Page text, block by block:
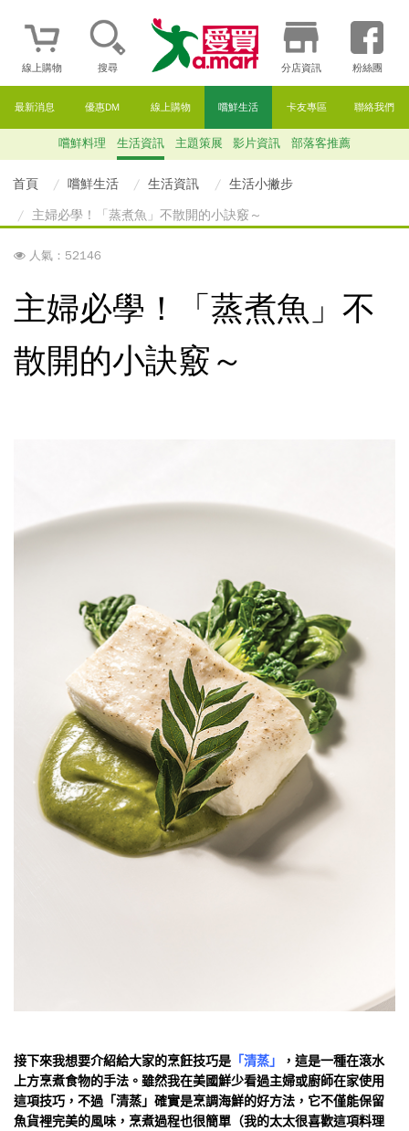
線上購物 搜尋 分店資訊 粉絲團
最新消息 優惠DM 線上購物 嚐鮮生活 卡友專區 聯絡我們
嚐鮮料理 生活資訊 主題策展 影片資訊 部落客推薦
首頁 嚐鮮生活 生活資訊
生活小撇步
主婦必學！「蒸煮魚」不散開的小訣竅～
人氣：52146
主婦必學！「蒸煮魚」不
散開的小訣竅～
接下來我想要介紹給大家的烹飪技巧是 「清蒸」
，這是一種在滾水
上方烹煮食物的手法。雖然我在美國鮮少看過主婦或廚師在家使用
這項技巧，不過「清蒸」確實是烹調海鮮的好方法，它不僅能保留
魚貨裡完美的風味，烹煮過程也很簡單（我的太太很喜歡這項料理